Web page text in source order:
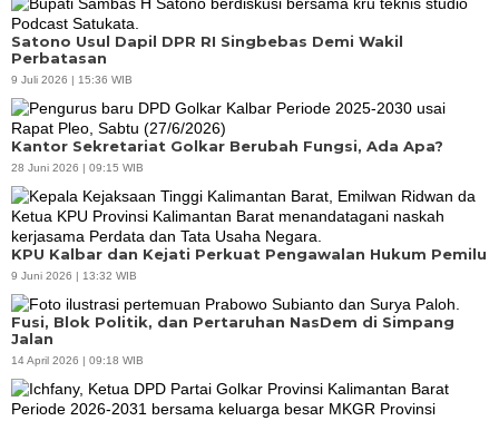
Satono Usul Dapil DPR RI Singbebas Demi Wakil
Perbatasan
9 Juli 2026 | 15:36 WIB
Kantor Sekretariat Golkar Berubah Fungsi, Ada Apa?
28 Juni 2026 | 09:15 WIB
KPU Kalbar dan Kejati Perkuat Pengawalan Hukum Pemilu
9 Juni 2026 | 13:32 WIB
Fusi, Blok Politik, dan Pertaruhan NasDem di Simpang
Jalan
14 April 2026 | 09:18 WIB